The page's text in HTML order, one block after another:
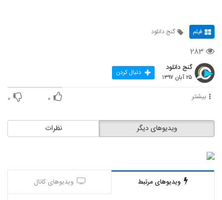
فیلم گنج دانلود
۲۸۳
گنج دانلود
۲۵ آبان ۱۳۹۷ دنبال کردن
بیشتر ۰ ۰
نظرات ویدیوهای دیگر
ویدیوهای مرتبط ویدیوهای کانال